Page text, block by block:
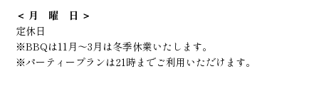
＜ 月 曜 日 ＞
定休日
※BBQは11月～3月は冬季休業いたします。
※パーティープランは21時までご利用いただけます。